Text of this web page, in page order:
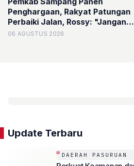
Penghargaan, Rakyat Patungan
Perbaiki Jalan, Rossy: "Jangan
Sampai Prestasi Hanya Indah di
06 AGUSTUS 2026
Update Terbaru
DAERAH PASURUAN